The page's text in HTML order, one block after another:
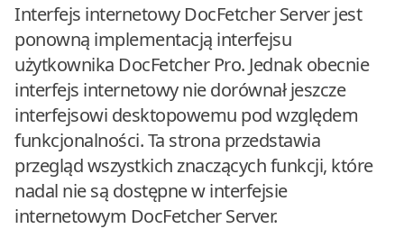
Interfejs internetowy DocFetcher Server jest
ponowną implementacją interfejsu
użytkownika DocFetcher Pro. Jednak obecnie
interfejs internetowy nie dorównał jeszcze
interfejsowi desktopowemu pod względem
funkcjonalności. Ta strona przedstawia
przegląd wszystkich znaczących funkcji, które
nadal nie są dostępne w interfejsie
internetowym DocFetcher Server.